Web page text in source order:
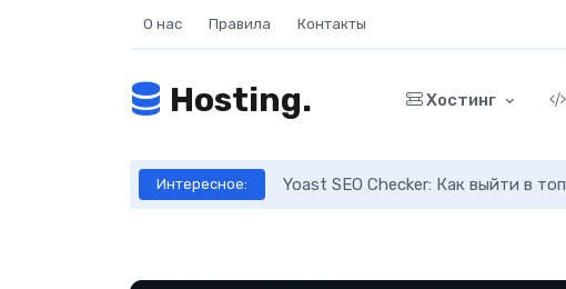
О нас Правила Контакты
Hosting. Хостинг
Интересное: Yoast SEO Checker: Как выйти в